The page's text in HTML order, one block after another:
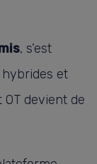
, s’est
et
devient de